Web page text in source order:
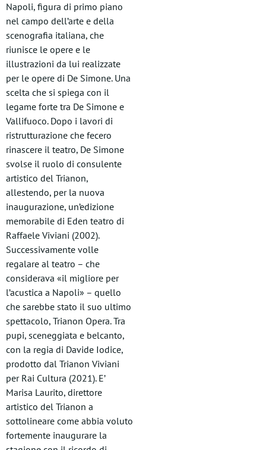
Napoli, figura di primo piano
nel campo dell’arte e della
scenografia italiana, che
riunisce le opere e le
illustrazioni da lui realizzate
per le opere di De Simone. Una
scelta che si spiega con il
legame forte tra De Simone e
Vallifuoco. Dopo i lavori di
ristrutturazione che fecero
rinascere il teatro, De Simone
svolse il ruolo di consulente
artistico del Trianon,
allestendo, per la nuova
inaugurazione, un’edizione
memorabile di Eden teatro di
Raffaele Viviani (2002).
Successivamente volle
regalare al teatro – che
considerava «il migliore per
l’acustica a Napoli» – quello
che sarebbe stato il suo ultimo
spettacolo, Trianon Opera. Tra
pupi, sceneggiata e belcanto,
con la regia di Davide Iodice,
prodotto dal Trianon Viviani
per Rai Cultura (2021). E’
Marisa Laurito, direttore
artistico del Trianon a
sottolineare come abbia voluto
fortemente inaugurare la